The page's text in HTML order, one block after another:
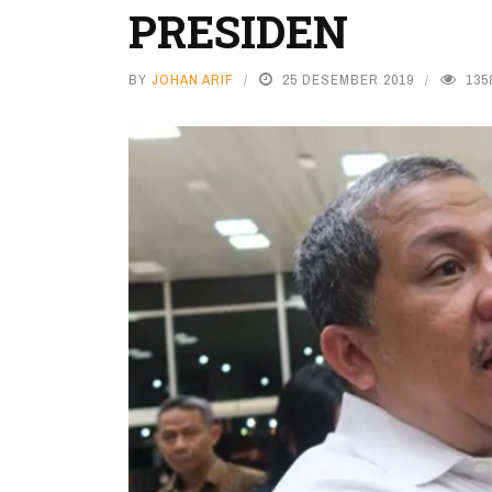
PRESIDEN
BY JOHAN ARIF 25 DESEMBER 2019